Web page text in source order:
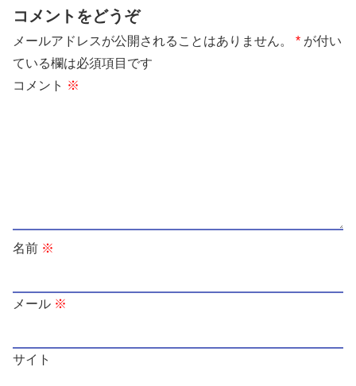
コメントをどうぞ
メールアドレスが公開されることはありません。 * が付い
ている欄は必須項目です
コメント ※
名前 ※
メール ※
サイト